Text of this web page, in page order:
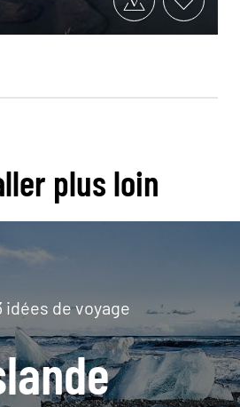
plus loin
idées de voyage